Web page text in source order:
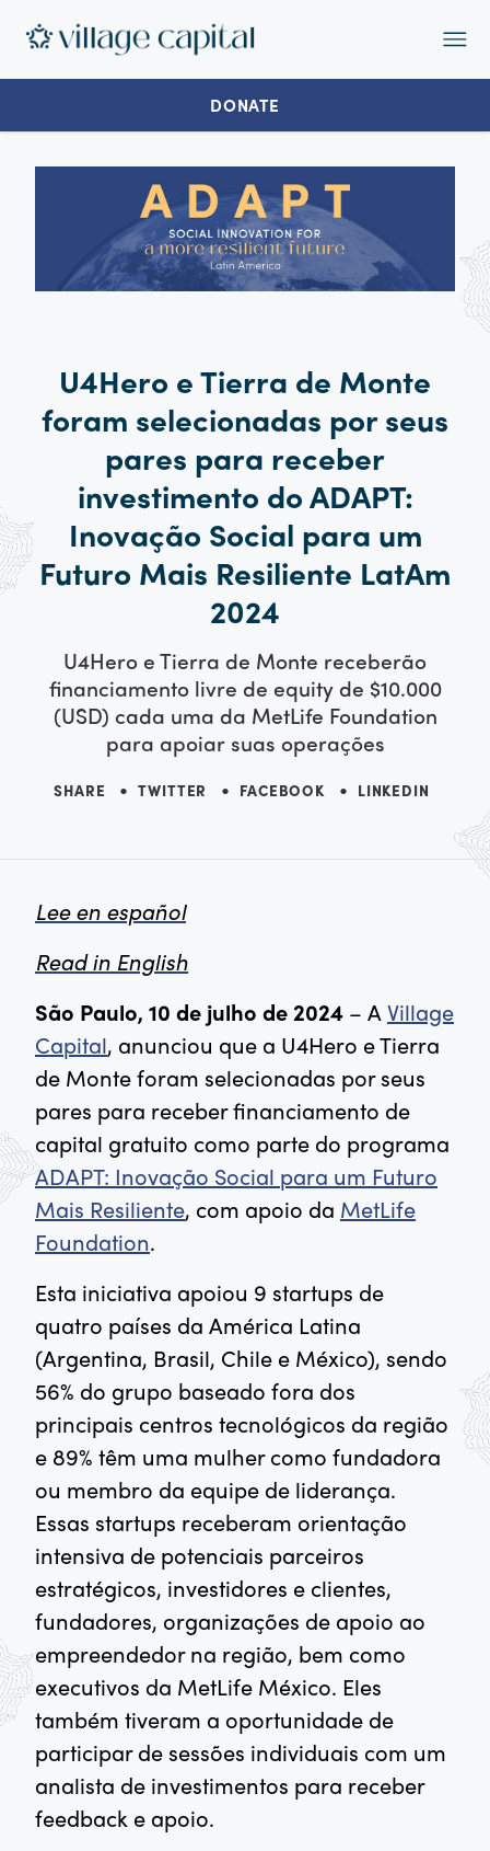
DONATE
U4Hero e Tierra de Monte
foram selecionadas por seus
pares para receber
investimento do ADAPT:
Inovação Social para um
Futuro Mais Resiliente LatAm
2024
U4Hero e Tierra de Monte receberão
financiamento livre de equity de $10.000
(USD) cada uma da MetLife Foundation
para apoiar suas operações
SHARE TWITTER FACEBOOK LINKEDIN
Lee en español
Read in English
São Paulo, 10 de julho de 2024 – AVillage
Capital, anunciou que a U4Hero e Tierra
de Monte foram selecionadas por seus
pares para receber financiamento de
capital gratuito como parte do programa
ADAPT: Inovação Social para um Futuro
Mais Resiliente, com apoio da MetLife
Foundation.
Esta iniciativa apoiou 9 startups de
quatro países da América Latina
(Argentina, Brasil, Chile e México), sendo
56% do grupo baseado fora dos
principais centros tecnológicos da região
e 89% têm uma mulher como fundadora
ou membro da equipe de liderança.
Essas startups receberam orientação
intensiva de potenciais parceiros
estratégicos, investidores e clientes,
fundadores, organizações de apoio ao
empreendedor na região, bem como
executivos da MetLife México. Eles
também tiveram a oportunidade de
participar de sessões individuais com um
analista de investimentos para receber
feedback e apoio.